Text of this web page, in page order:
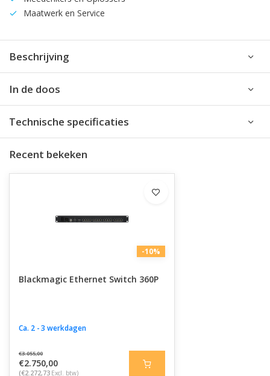
Maatwerk en Service
Beschrijving
In de doos
Technische specificaties
Recent bekeken
-10%
Blackmagic Ethernet Switch 360P
Ca. 2 - 3 werkdagen
€3.055,00
€2.750,00
(€2.272,73 Excl. btw)